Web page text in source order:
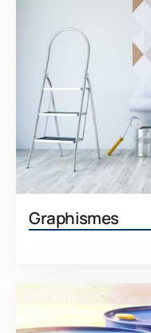
Graphismes